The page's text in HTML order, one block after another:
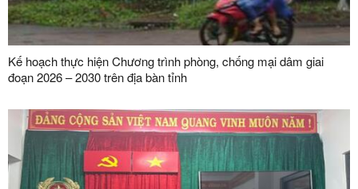
Kế hoạch thực hiện Chương trình phòng, chống mại dâm giai
đoạn 2026 – 2030 trên địa bàn tỉnh